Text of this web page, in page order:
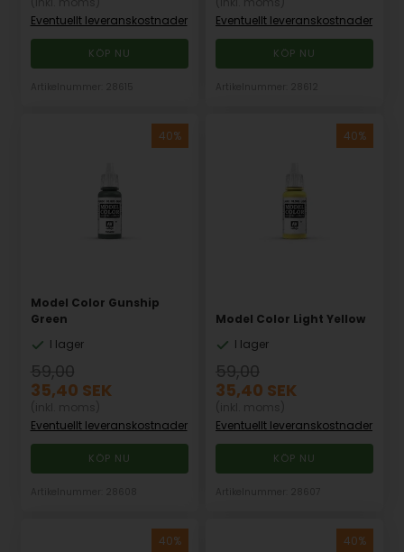
Eventuellt leveranskostnader
Eventuellt leveranskostnader
Model Color Gunship
Green
I lager
59,00
35,40 SEK
Eventuellt leveranskostnader
Model Color Light Yellow
I lager
59,00
35,40 SEK
Eventuellt leveranskostnader